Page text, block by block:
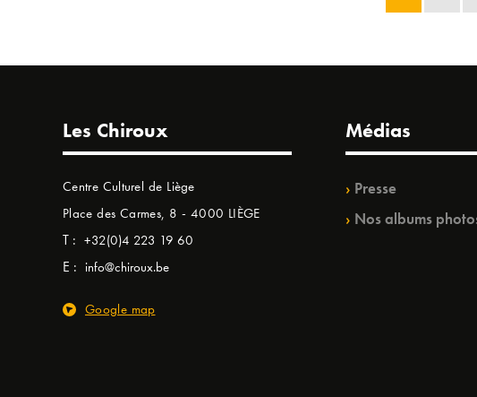
Les Chiroux
Centre Culturel de Liège
Place des Carmes, 8 - 4000 LIÈGE
T : +32(0)4 223 19 60
E : info@chiroux.be
Google map
Médias
Presse
Nos albums